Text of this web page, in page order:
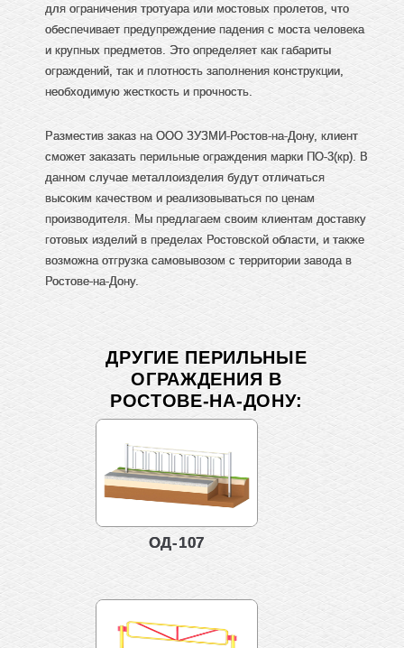
для ограничения тротуара или мостовых пролетов, что
обеспечивает предупреждение падения с моста человека
и крупных предметов. Это определяет как габариты
ограждений, так и плотность заполнения конструкции,
необходимую жесткость и прочность.
Разместив заказ на ООО ЗУЗМИ-Ростов-на-Дону, клиент
сможет заказать перильные ограждения марки ПО-3(кр). В
данном случае металлоизделия будут отличаться
высоким качеством и реализовываться по ценам
производителя. Мы предлагаем своим клиентам доставку
готовых изделий в пределах Ростовской области, и также
возможна отгрузка самовывозом с территории завода в
Ростове-на-Дону.
ДРУГИЕ ПЕРИЛЬНЫЕ
ОГРАЖДЕНИЯ В
РОСТОВЕ-НА-ДОНУ:
ОД-107